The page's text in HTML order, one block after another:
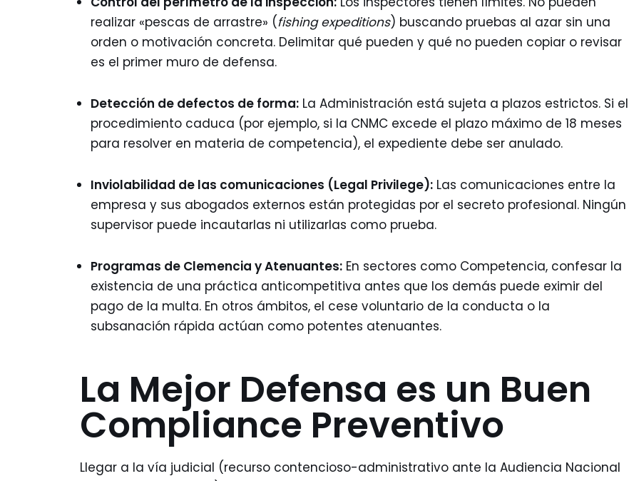
realizar «pescas de arrastre» (fishing expeditions) buscando pruebas al azar sin una
orden o motivación concreta. Delimitar qué pueden y qué no pueden copiar o revisar
es el primer muro de defensa.
Detección de defectos de forma: La Administración está sujeta a plazos estrictos. Si el
procedimiento caduca (por ejemplo, si la CNMC excede el plazo máximo de 18 meses
para resolver en materia de competencia), el expediente debe ser anulado.
Inviolabilidad de las comunicaciones (Legal Privilege): Las comunicaciones entre la
empresa y sus abogados externos están protegidas por el secreto profesional. Ningún
supervisor puede incautarlas ni utilizarlas como prueba.
Programas de Clemencia y Atenuantes: En sectores como Competencia, confesar la
existencia de una práctica anticompetitiva antes que los demás puede eximir del
pago de la multa. En otros ámbitos, el cese voluntario de la conducta o la
subsanación rápida actúan como potentes atenuantes.
La Mejor Defensa es un Buen
Compliance Preventivo
Llegar a la vía judicial (recurso contencioso-administrativo ante la Audiencia Nacional